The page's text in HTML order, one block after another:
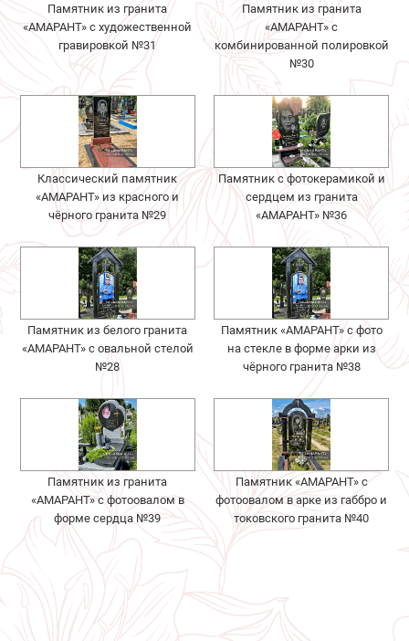
Памятник из гранита
«АМАРАНТ» с художественной
гравировкой №31
Памятник из гранита
«АМАРАНТ» с
комбинированной полировкой
№30
Классический памятник
«АМАРАНТ» из красного и
чёрного гранита №29
Памятник с фотокерамикой и
сердцем из гранита
«АМАРАНТ» №36
Памятник из белого гранита
«АМАРАНТ» с овальной стелой
№28
Памятник «АМАРАНТ» с фото
на стекле в форме арки из
чёрного гранита №38
Памятник из гранита
«АМАРАНТ» с фотоовалом в
форме сердца №39
Памятник «АМАРАНТ» с
фотоовалом в арке из габбро и
токовского гранита №40